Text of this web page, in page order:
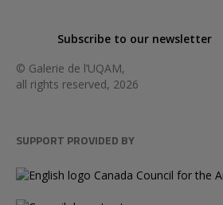
Subscribe to our newsletter
© Galerie de l’UQAM,
all rights reserved, 2026
SUPPORT PROVIDED BY